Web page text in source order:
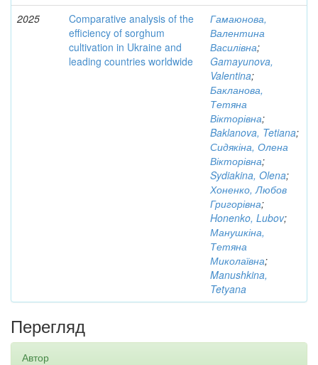
2025
Comparative analysis of the
efficiency of sorghum
cultivation in Ukraine and
leading countries worldwide
Гамаюнова,
Валентина
Василівна;
Gamayunova,
Valentina;
Бакланова,
Тетяна
Вікторівна;
Baklanova, Tetiana;
Сидякіна, Олена
Вікторівна;
Sydiakina, Olena;
Хоненко, Любов
Григорівна;
Honenko, Lubov;
Манушкіна,
Тетяна
Миколаївна;
Manushkina,
Tetyana
Перегляд
Автор